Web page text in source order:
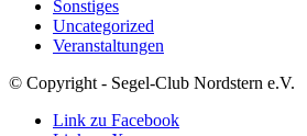
Sonstiges
Uncategorized
Veranstaltungen
© Copyright - Segel-Club Nordstern e.V.
Link zu Facebook